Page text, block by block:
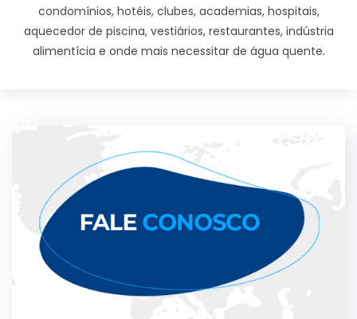
condomínios, hotéis, clubes, academias, hospitais,
aquecedor de piscina, vestiários, restaurantes, indústria
alimentícia e onde mais necessitar de água quente.